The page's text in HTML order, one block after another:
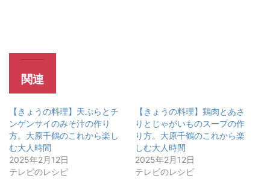
関連
【きょうの料理】天ぷらとチ
ンゲンサイのみそ汁の作り
方。大原千鶴のこれから楽し
む大人時間
2025年2月12日
テレビのレシピ
【きょうの料理】鶏肉とあさ
りとじゃがいものスープの作
り方。大原千鶴のこれから楽
しむ大人時間
2025年2月12日
テレビのレシピ